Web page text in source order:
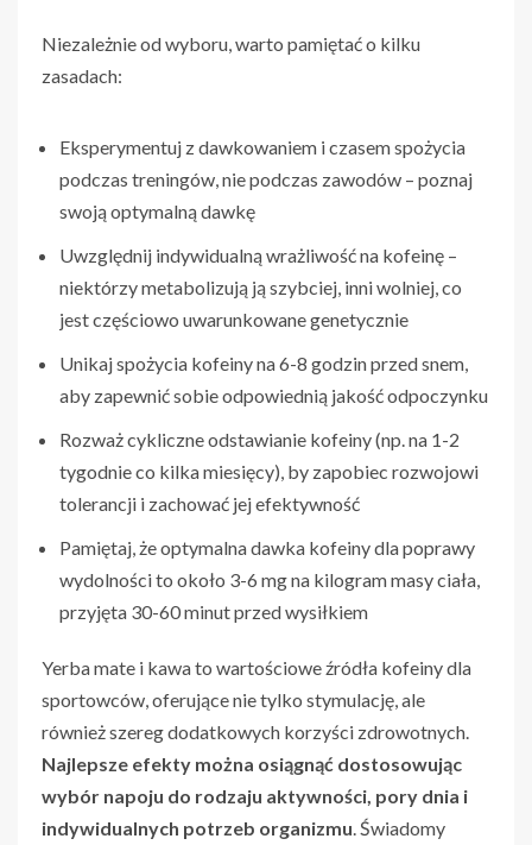
Niezależnie od wyboru, warto pamiętać o kilku
zasadach:
Eksperymentuj z dawkowaniem i czasem spożycia
podczas treningów, nie podczas zawodów – poznaj
swoją optymalną dawkę
Uwzględnij indywidualną wrażliwość na kofeinę –
niektórzy metabolizują ją szybciej, inni wolniej, co
jest częściowo uwarunkowane genetycznie
Unikaj spożycia kofeiny na 6-8 godzin przed snem,
aby zapewnić sobie odpowiednią jakość odpoczynku
Rozważ cykliczne odstawianie kofeiny (np. na 1-2
tygodnie co kilka miesięcy), by zapobiec rozwojowi
tolerancji i zachować jej efektywność
Pamiętaj, że optymalna dawka kofeiny dla poprawy
wydolności to około 3-6 mg na kilogram masy ciała,
przyjęta 30-60 minut przed wysiłkiem
Yerba mate i kawa to wartościowe źródła kofeiny dla
sportowców, oferujące nie tylko stymulację, ale
również szereg dodatkowych korzyści zdrowotnych.
Najlepsze efekty można osiągnąć dostosowując
wybór napoju do rodzaju aktywności, pory dnia i
indywidualnych potrzeb organizmu . Świadomy